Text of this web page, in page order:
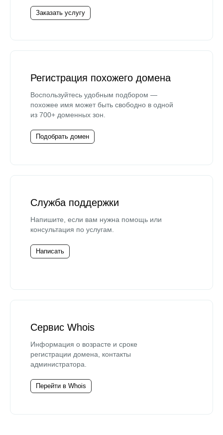
Заказать услугу
Регистрация похожего домена
Воспользуйтесь удобным подбором —
похожее имя может быть свободно в одной
из 700+ доменных зон.
Подобрать домен
Служба поддержки
Напишите, если вам нужна помощь или
консультация по услугам.
Написать
Сервис Whois
Информация о возрасте и сроке
регистрации домена, контакты
администратора.
Перейти в Whois